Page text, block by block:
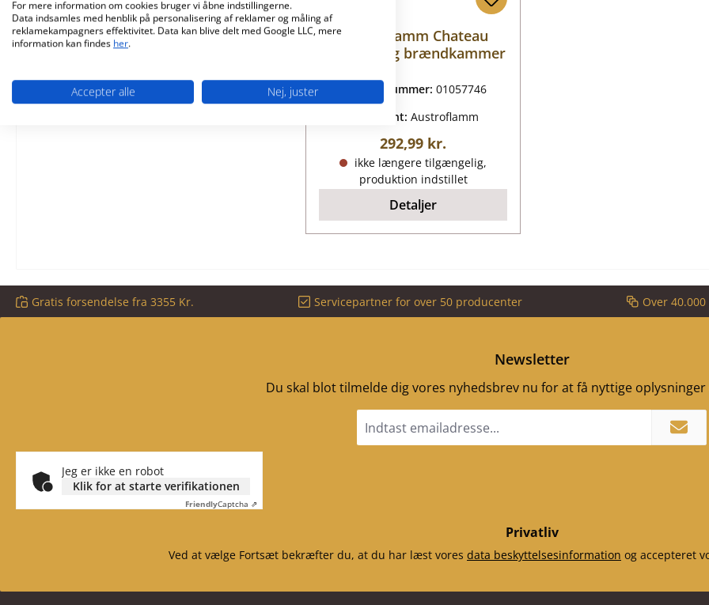
Austroflamm Chateau
dørhåndtag brændkammer
Produktnummer:01057746
Producent:Austroflamm
Almindelig pris:
292,99 kr.
ikke længere tilgængelig,
produktion indstillet
Detaljer
Gratis forsendelse fra 3355 Kr. Servicepartner for over 50 producenter Over
Newsletter
Du skal blot tilmelde dig vores nyhedsbrev nu for at få nyttige oplysninger
adresse
Jeg er ikke en robot
Klik for at starte verifikationen
FriendlyCaptcha ⇗
Privatliv
Ved at vælge Fortsæt bekræfter du, at du har læst vores data beskyttelsesinformation og accepteret
For mere information om cookies bruger vi åbne indstillingerne.
Data indsamles med henblik på personalisering af reklamer og måling af
reklamekampagners effektivitet. Data kan blive delt med Google LLC, mere
information kan findes her.
Accepter alle Nej, juster